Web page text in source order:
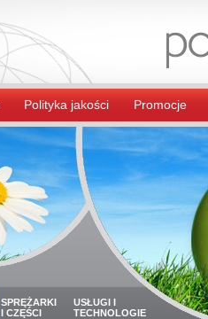
Polityka jakości Promocje
SPRĘŻARKI
I CZĘŚCI
USŁUGI I
TECHNOLOGIE